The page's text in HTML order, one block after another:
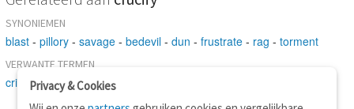
SYNONIEMEN
blast - pillory - savage - bedevil - dun - frustrate - rag - torment
VERWANTE TERMEN
criticise-excruciate
Privacy & Cookies